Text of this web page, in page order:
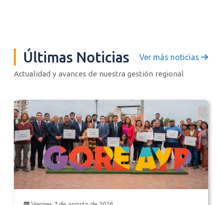
Últimas Noticias Ver más noticias
Actualidad y avances de nuestra gestión regional